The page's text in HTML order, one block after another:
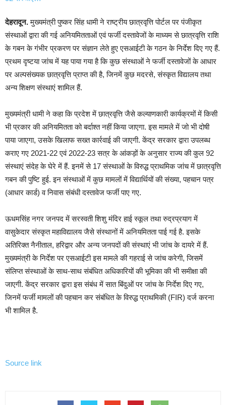
देहरादून.मुख्यमंत्री पुष्कर सिंह धामी ने राष्ट्रीय छात्रवृत्ति पोर्टल पर पंजीकृत
संस्थाओं द्वारा की गई अनियमितताओं एवं फर्जी दस्तावेजों के माध्यम से छात्रवृत्ति राशि
के गबन के गंभीर प्रकरण पर संज्ञान लेते हुए एसआईटी के गठन के निर्देश दिए गए हैं.
प्रथम दृष्टया जांच में यह पाया गया है कि कुछ संस्थाओं ने फर्जी दस्तावेजों के आधार
पर अल्पसंख्यक छात्रवृत्ति प्राप्त की है, जिनमें कुछ मदरसे, संस्कृत विद्यालय तथा
अन्य शिक्षण संस्थाएं शामिल हैं.
मुख्यमंत्री धामी ने कहा कि प्रदेश में छात्रवृत्ति जैसे कल्याणकारी कार्यक्रमों में किसी
भी प्रकार की अनियमितता को बर्दाश्त नहीं किया जाएगा. इस मामले में जो भी दोषी
पाया जाएगा, उसके खिलाफ सख्त कार्रवाई की जाएगी. केंद्र सरकार द्वारा उपलब्ध
कराए गए 2021-22 एवं 2022-23 सत्र के आंकड़ों के अनुसार राज्य की कुल 92
संस्थाएं संदेह के घेरे में हैं. इनमें से 17 संस्थाओं के विरुद्ध प्राथमिक जांच में छात्रवृत्ति
गबन की पुष्टि हुई. इन संस्थाओं में कुछ मामलों में विद्यार्थियों की संख्या, पहचान पत्र
(आधार कार्ड) व निवास संबंधी दस्तावेज फर्जी पाए गए.
ऊधमसिंह नगर जनपद में सरस्वती शिशु मंदिर हाई स्कूल तथा रुद्रप्रयाग में
वासुकेदार संस्कृत महाविद्यालय जैसे संस्थानों में अनियमितता पाई गई है. इसके
अतिरिक्त नैनीताल, हरिद्वार और अन्य जनपदों की संस्थाएं भी जांच के दायरे में हैं.
मुख्यमंत्री के निर्देश पर एसआईटी इस मामले की गहराई से जांच करेगी, जिसमें
संलिप्त संस्थाओं के साथ-साथ संबंधित अधिकारियों की भूमिका की भी समीक्षा की
जाएगी. केंद्र सरकार द्वारा इस संबंध में सात बिंदुओं पर जांच के निर्देश दिए गए,
जिनमें फर्जी मामलों की पहचान कर संबंधित के विरुद्ध प्राथमिकी (FIR) दर्ज करना
भी शामिल है.
Source link